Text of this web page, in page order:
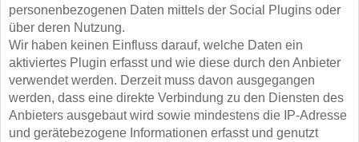
personenbezogenen Daten mittels der Social Plugins oder
über deren Nutzung.
Wir haben keinen Einfluss darauf, welche Daten ein
aktiviertes Plugin erfasst und wie diese durch den Anbieter
verwendet werden. Derzeit muss davon ausgegangen
werden, dass eine direkte Verbindung zu den Diensten des
Anbieters ausgebaut wird sowie mindestens die IP-Adresse
und gerätebezogene Informationen erfasst und genutzt